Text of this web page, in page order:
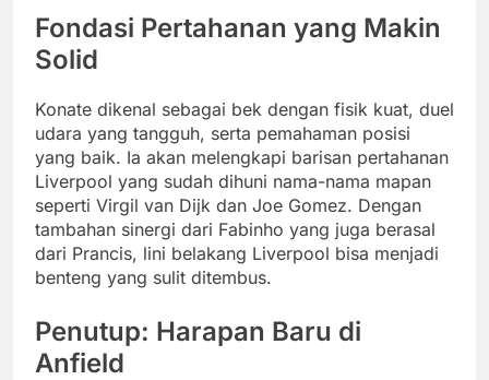
Fondasi Pertahanan yang Makin
Solid
Konate dikenal sebagai bek dengan fisik kuat, duel
udara yang tangguh, serta pemahaman posisi
yang baik. Ia akan melengkapi barisan pertahanan
Liverpool yang sudah dihuni nama-nama mapan
seperti Virgil van Dijk dan Joe Gomez. Dengan
tambahan sinergi dari Fabinho yang juga berasal
dari Prancis, lini belakang Liverpool bisa menjadi
benteng yang sulit ditembus.
Penutup: Harapan Baru di
Anfield